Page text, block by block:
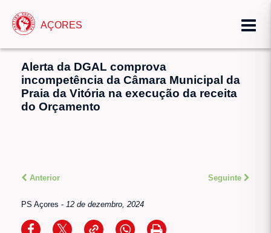
AÇORES
Alerta da DGAL comprova
incompetência da Câmara Municipal da
Praia da Vitória na execução da receita
do Orçamento
Anterior Seguinte
PS Açores - 12 de dezembro, 2024